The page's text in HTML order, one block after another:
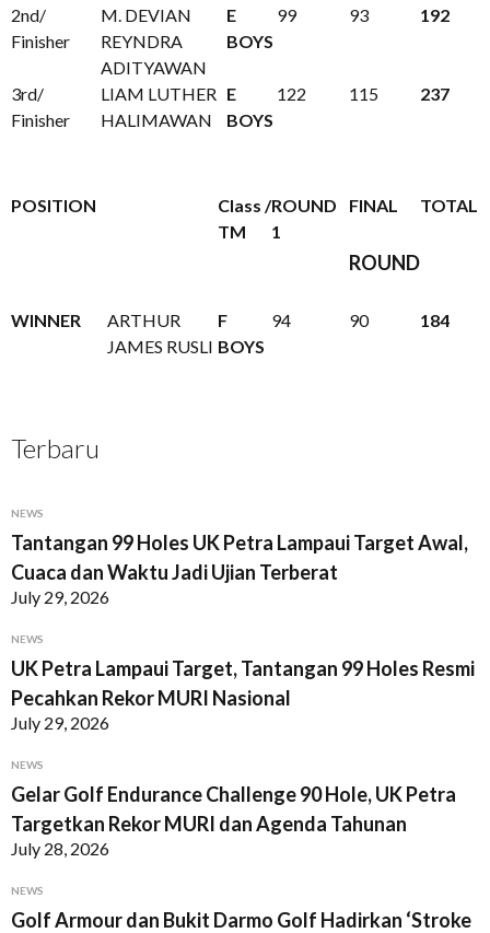
2nd/
Finisher
M. DEVIAN
REYNDRA
ADITYAWAN
E
BOYS
99 93 192
3rd/
Finisher
LIAM LUTHER
HALIMAWAN
E
BOYS
122 115 237
POSITION
Class /
TM
ROUND
1
FINAL
ROUND
TOTAL
WINNER
ARTHUR
JAMES RUSLI
F
BOYS
94 90 184
Terbaru
NEWS
Tantangan 99 Holes UK Petra Lampaui Target Awal,
Cuaca dan Waktu Jadi Ujian Terberat
July 29, 2026
NEWS
UK Petra Lampaui Target, Tantangan 99 Holes Resmi
Pecahkan Rekor MURI Nasional
July 29, 2026
NEWS
Gelar Golf Endurance Challenge 90 Hole, UK Petra
Targetkan Rekor MURI dan Agenda Tahunan
July 28, 2026
NEWS
Golf Armour dan Bukit Darmo Golf Hadirkan ‘Stroke